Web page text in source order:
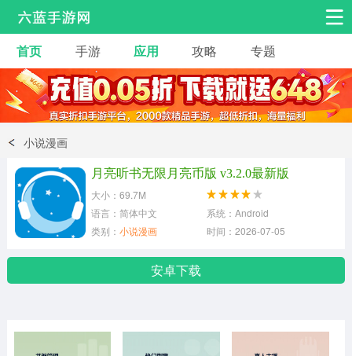
安卓手游 手游工具
热门手游 角色扮演 益智休闲
动作射击
冒险解谜
体育竞技
首页 手游 应用 攻略 专题
小说漫画
月亮听书无限月亮币版 v3.2.0最新版
大小：69.7M
语言：简体中文
系统：Android
类别： 小说漫画 时间：2026-07-05
安卓下载